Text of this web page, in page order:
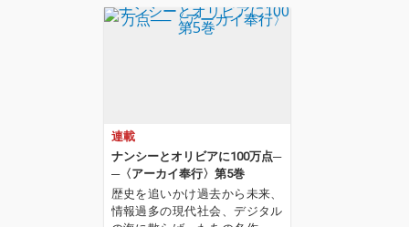
連載
ナンシーとオリビアに100万点─
─〈アーカイ奉行〉第5巻
歴史を追いかけ過去から未来、
情報過多の現代社会、デジタル